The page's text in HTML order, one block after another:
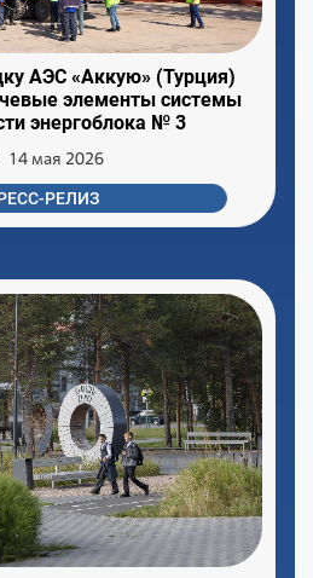
АЭС «Аккую» (Турция)
элементы системы
энергоблока № 3
14 мая 2026
РЕЛИЗ